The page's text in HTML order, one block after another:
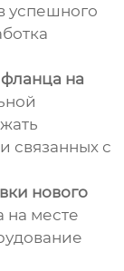
успешного
на
связанных с
нового
на месте